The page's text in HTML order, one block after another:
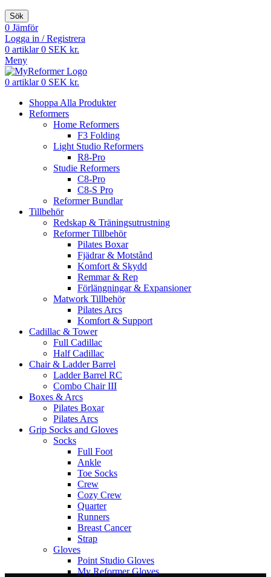
Sök
0 Jämför
Logga in / Registrera
0 artiklar0 SEK kr.
Meny
0 artiklar0 SEK kr.
Shoppa Alla Produkter
Reformers
Home Reformers
F3 Folding
Light Studio Reformers
R8-Pro
Studie Reformers
C8-Pro
C8-S Pro
Reformer Bundlar
Tillbehör
Redskap & Träningsutrustning
Reformer Tillbehör
Pilates Boxar
Fjädrar & Motstånd
Komfort & Skydd
Remmar & Rep
Förlängningar & Expansioner
Matwork Tillbehör
Pilates Arcs
Komfort & Support
Cadillac & Tower
Full Cadillac
Half Cadillac
Chair & Ladder Barrel
Ladder Barrel RC
Combo Chair III
Boxes & Arcs
Pilates Boxar
Pilates Arcs
Grip Socks and Gloves
Socks
Full Foot
Ankle
Toe Socks
Crew
Cozy Crew
Quarter
Runners
Breast Cancer
Strap
Gloves
Point Studio Gloves
My Reformer Gloves